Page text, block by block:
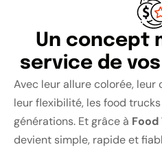
Un concept
service de
Avec leur allure colorée,
leur flexibilité, les food
générations. Et grâce à Food
devient simple, rapide et